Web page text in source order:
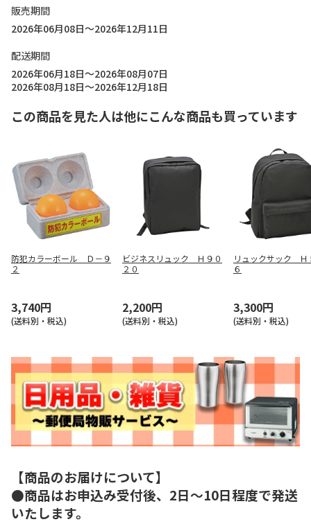
販売期間
2026年06月08日～2026年12月11日
配送期間
2026年06月18日～2026年08月07日
2026年08月18日～2026年12月18日
この商品を見た人は他にこんな商品も買っています
防犯カラーボール Ｄ－９
２
3,740円
(送料別・税込)
ビジネスリュック Ｈ９０
２０
2,200円
(送料別・税込)
リュックサック Ｈ
６
3,300円
(送料別・税込)
【商品のお届けについて】
●商品はお申込み受付後、2日～10日程度で発送
いたします。